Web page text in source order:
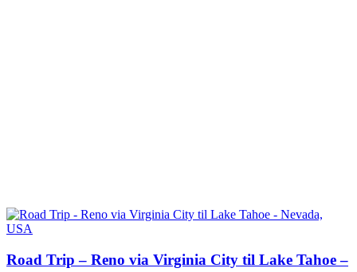
Road Trip – Reno via Virginia City til Lake Tahoe –